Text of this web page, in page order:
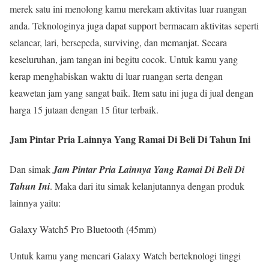
merek satu ini menolong kamu merekam aktivitas luar ruangan
anda. Teknologinya juga dapat support bermacam aktivitas seperti
selancar, lari, bersepeda, surviving, dan memanjat. Secara
keseluruhan, jam tangan ini begitu cocok. Untuk kamu yang
kerap menghabiskan waktu di luar ruangan serta dengan
keawetan jam yang sangat baik. Item satu ini juga di jual dengan
harga 15 jutaan dengan 15 fitur terbaik.
Jam Pintar Pria Lainnya Yang Ramai Di Beli Di Tahun Ini
Dan simakJam Pintar Pria Lainnya Yang Ramai Di Beli Di
Tahun Ini. Maka dari itu simak kelanjutannya dengan produk
lainnya yaitu:
Galaxy Watch5 Pro Bluetooth (45mm)
Untuk kamu yang mencari Galaxy Watch berteknologi tinggi